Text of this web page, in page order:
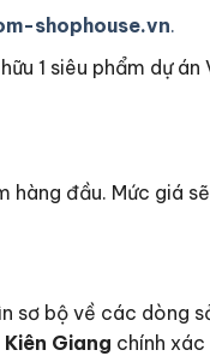
shophouse.vn.
1 siêu phẩm dự án
hàng đầu. Mức giá
sơ bộ về các dòng
Giang chính